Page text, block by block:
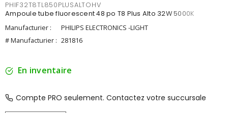
PHIF32T8TL850PLUSALTOHV
Ampoule tube fluorescent 48 po T8 Plus Alto 32W 5000K
Manufacturier :
PHILIPS ELECTRONICS -LIGHT
# Manufacturier : 281816
En inventaire
Compte PRO seulement. Contactez votre succursale